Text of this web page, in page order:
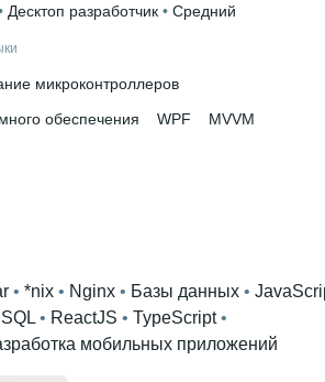
Десктоп разработчик • Средний
микроконтроллеров
обеспечения
WPF
MVVM
• *nix • Nginx • Базы данных •
SQL • ReactJS • TypeScript
мобильных приложений